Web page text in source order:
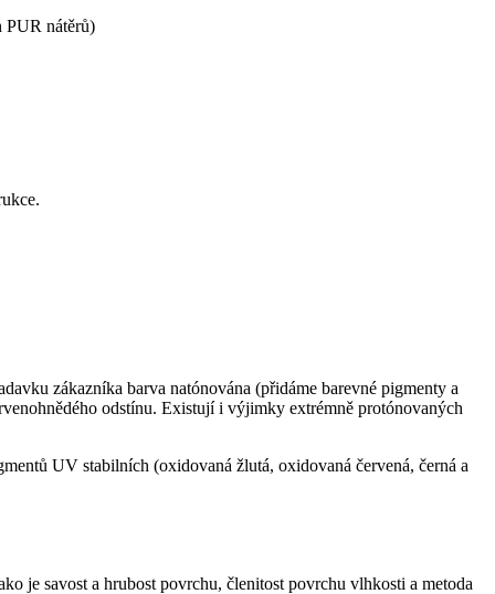
PUR nátěrů)
zákazníka barva natónována (přidáme barevné pigmenty a
odstínu. Existují i výjimky extrémně protónovaných
UV stabilních (oxidovaná žlutá, oxidovaná červená, černá a
je savost a hrubost povrchu, členitost povrchu vlhkosti a metoda